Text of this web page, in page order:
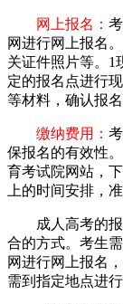
网上报名‌：
网进行网上报名
关证件照片等。‌1‌
定的报名点进行
等材料，确认报名
缴纳费用‌：
保报名的有效性
育考试院网站，
上的时间安排，
成人高考的报
合的方式‌。考生
网进行网上报名
需到指定地点进